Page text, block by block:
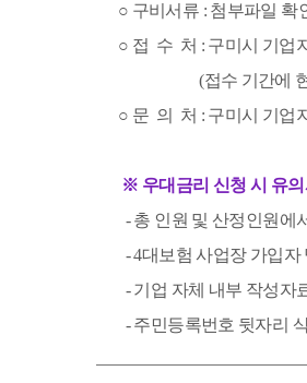
○ 구비서류 : 첨부파일 확
○ 접  수  처 : 구미시 기
(접수 기간에 현재
○ 문  의  처 : 구미시 기업
※ 우대금리 신청 시 유
- 총 인원 및 산정인원에
- 4대보험 사업장 가입
- 기업 자체 내부 작성자
- 주민등록번호 뒷자리